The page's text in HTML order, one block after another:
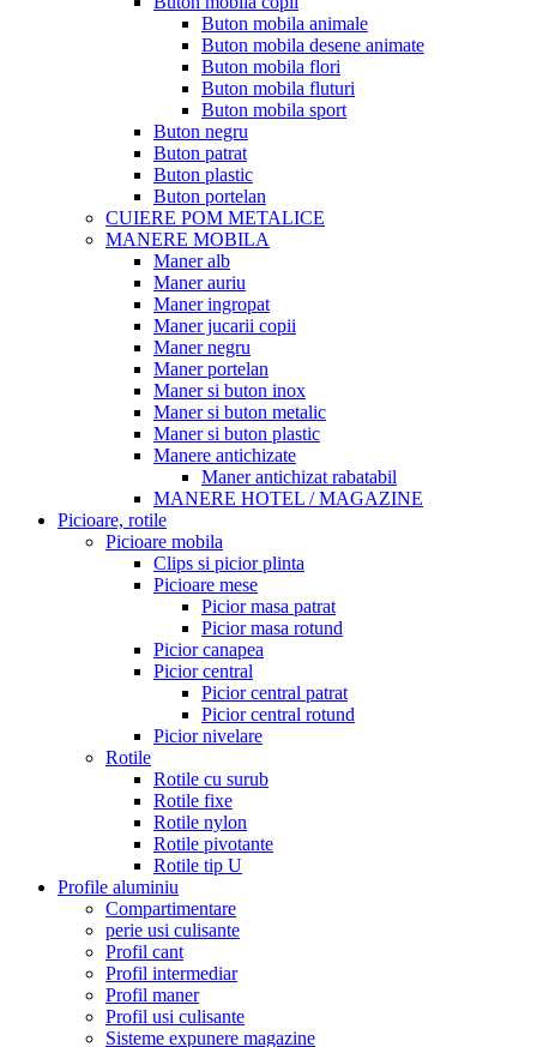
Buton mobila animale
Buton mobila desene animate
Buton mobila flori
Buton mobila fluturi
Buton mobila sport
Buton negru
Buton patrat
Buton plastic
Buton portelan
CUIERE POM METALICE
MANERE MOBILA
Maner alb
Maner auriu
Maner ingropat
Maner jucarii copii
Maner negru
Maner portelan
Maner si buton inox
Maner si buton metalic
Maner si buton plastic
Manere antichizate
Maner antichizat rabatabil
MANERE HOTEL / MAGAZINE
Picioare, rotile
Picioare mobila
Clips si picior plinta
Picioare mese
Picior masa patrat
Picior masa rotund
Picior canapea
Picior central
Picior central patrat
Picior central rotund
Picior nivelare
Rotile
Rotile cu surub
Rotile fixe
Rotile nylon
Rotile pivotante
Rotile tip U
Profile aluminiu
Compartimentare
perie usi culisante
Profil cant
Profil intermediar
Profil maner
Profil usi culisante
Sisteme expunere magazine